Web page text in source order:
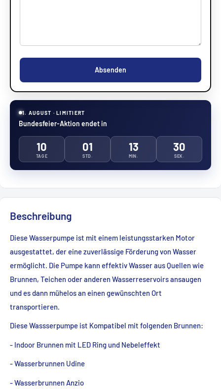
Absenden
1. AUGUST · LIMITIERT
Bundesfeier-Aktion endet in
10
TAGE
01
STD.
13
MIN.
29
SEK.
Beschreibung
Diese Wasserpumpe ist mit einem leistungsstarken Motor
ausgestattet, der eine zuverlässige Förderung von Wasser
ermöglicht. Die Pumpe kann effektiv Wasser aus Quellen wie
Brunnen, Teichen oder anderen Wasserreservoirs ansaugen
und es dann mühelos an einen gewünschten Ort
transportieren.
Diese Wassserpumpe ist Kompatibel mit folgenden Brunnen:
- Indoor Brunnen mit LED Ring und Nebeleffekt
- Wasserbrunnen Udine
- Wasserbrunnen Anzio